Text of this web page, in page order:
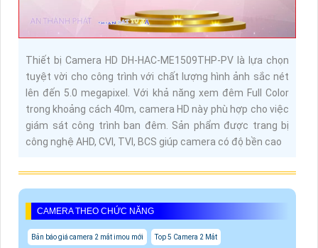
Thiết bị Camera HD DH-HAC-ME1509THP-PV là lựa chọn
tuyệt vời cho công trình với chất lượng hình ảnh sắc nét
lên đến 5.0 megapixel. Với khả năng xem đêm Full Color
trong khoảng cách 40m, camera HD này phù hợp cho việc
giám sát công trình ban đêm. Sản phẩm được trang bị
công nghệ AHD, CVI, TVI, BCS giúp camera có độ bền cao
CAMERA THEO CHỨC NĂNG
Bản báo giá camera 2 mắt imou mới Top 5 Camera 2 Mắt